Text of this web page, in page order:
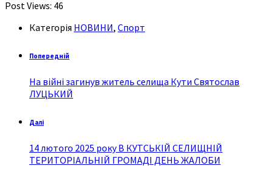
Post Views: 46
Категорія НОВИНИ, Спорт
Попередній
На війні загинув житель селища Кути Святослав
ЛУЦЬКИЙ
Далі
14 лютого 2025 року В КУТСЬКІЙ СЕЛИЩНІЙ
ТЕРИТОРІАЛЬНІЙ ГРОМАДІ ДЕНЬ ЖАЛОБИ